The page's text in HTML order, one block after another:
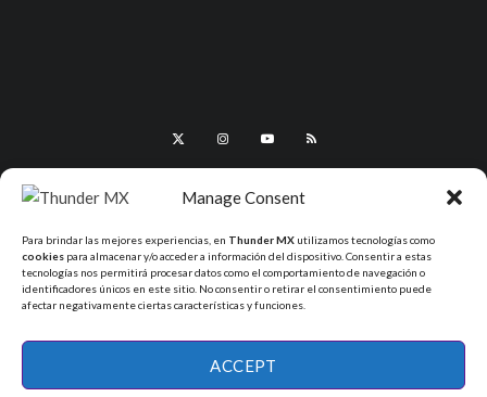
Manage Consent
Para brindar las mejores experiencias, en Thunder MX utilizamos tecnologías como
cookies para almacenar y/o acceder a información del dispositivo. Consentir a estas
tecnologías nos permitirá procesar datos como el comportamiento de navegación o
identificadores únicos en este sitio. No consentir o retirar el consentimiento puede
afectar negativamente ciertas características y funciones.
ACCEPT